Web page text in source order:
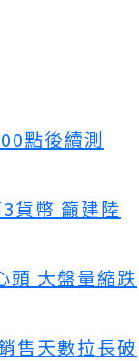
點後續測
貨幣 籲建陸
頭 大盤量縮跌
售天數拉長破